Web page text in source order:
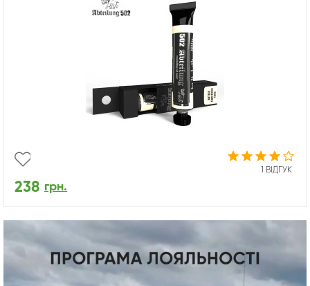
1 ВІДГУК
238 грн.